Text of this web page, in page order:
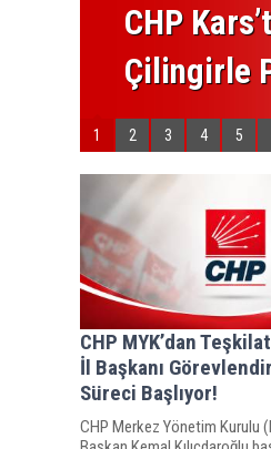
CHP
Çilingirle
1 2 3 4 5
CHP MYK’dan
İl Başkanı
Süreci Başlıyor!
CHP Merkez Yönetim Kurulu